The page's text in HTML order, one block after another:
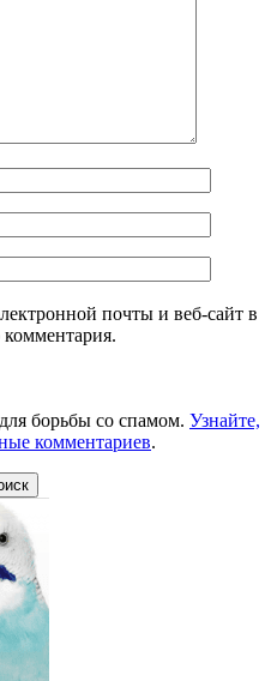
почты и веб-сайт в
комментария.
борьбы со спамом. Узнайте,
комментариев.